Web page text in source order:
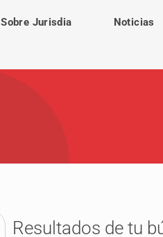
Sobre Jurisdia Noticias
Resultados de tu